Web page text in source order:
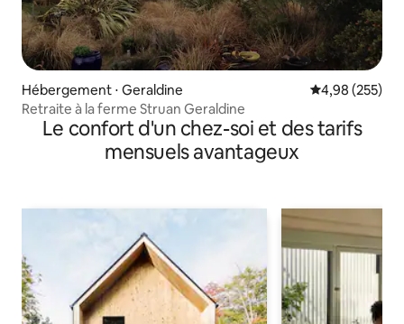
Hébergement ⋅ Geraldine Évaluation
4,98 (255)
Retraite à la ferme Struan Geraldine
Le confort d'un chez-soi et des tarifs
mensuels avantageux